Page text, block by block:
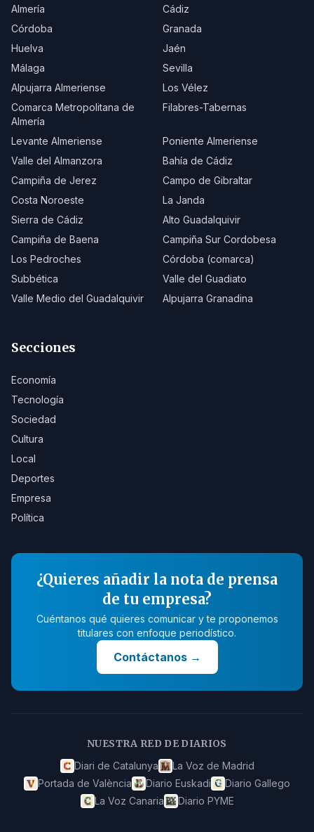
Almería
Cádiz
Córdoba
Granada
Huelva
Jaén
Málaga
Sevilla
Alpujarra Almeriense
Los Vélez
Comarca Metropolitana de
Almería
Filabres-Tabernas
Levante Almeriense
Poniente Almeriense
Valle del Almanzora
Bahía de Cádiz
Campiña de Jerez
Campo de Gibraltar
Costa Noroeste
La Janda
Sierra de Cádiz
Alto Guadalquivir
Campiña de Baena
Campiña Sur Cordobesa
Los Pedroches
Córdoba (comarca)
Subbética
Valle del Guadiato
Valle Medio del Guadalquivir
Alpujarra Granadina
Secciones
Economía
Tecnología
Sociedad
Cultura
Local
Deportes
Empresa
Política
¿Quieres añadir la nota de prensa
de tu empresa?
Cuéntanos qué quieres comunicar y te proponemos
titulares con enfoque periodístico.
Contáctanos→
NUESTRA RED DE DIARIOS
Diari de Catalunya
La Voz de Madrid
Portada de València
Diario Euskadi
Diario Gallego
La Voz Canaria
Diario PYME